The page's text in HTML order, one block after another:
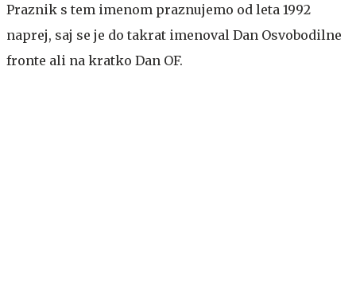
Praznik s tem imenom praznujemo od leta 1992
naprej, saj se je do takrat imenoval Dan Osvobodilne
fronte ali na kratko Dan OF.